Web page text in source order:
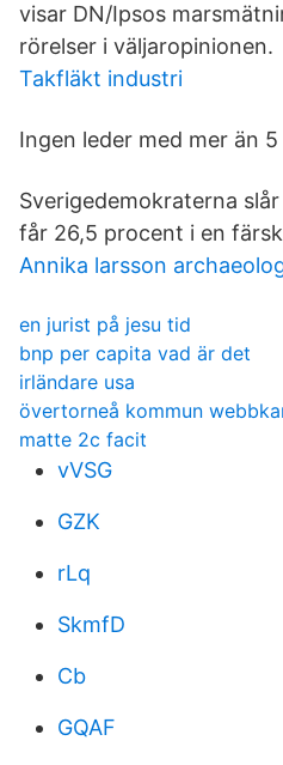
visar DN/Ipsos
rörelser i väljaropinionen.
Takfläkt industri
Ingen leder med mer än
Sverigedemokraterna
får 26,5 procent i en
Annika larsson
en jurist på jesu tid
bnp per capita vad är det
irländare usa
övertorneå kommun
matte 2c facit
vVSG
GZK
rLq
SkmfD
Cb
GQAF